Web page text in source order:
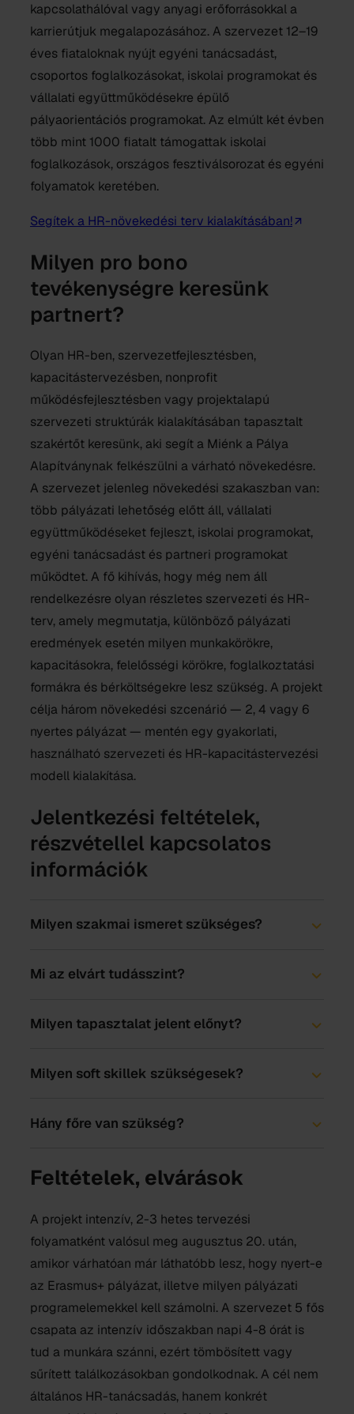
kapcsolathálóval vagy anyagi erőforrásokkal a
karrierútjuk megalapozásához. A szervezet 12–19
éves fiataloknak nyújt egyéni tanácsadást,
csoportos foglalkozásokat, iskolai programokat és
vállalati együttműködésekre épülő
pályaorientációs programokat. Az elmúlt két évben
több mint 1000 fiatalt támogattak iskolai
foglalkozások, országos fesztiválsorozat és egyéni
folyamatok keretében.
Segítek a HR-növekedési terv kialakításában!
Milyen pro bono
tevékenységre keresünk
partnert?
Olyan HR-ben, szervezetfejlesztésben,
kapacitástervezésben, nonprofit
működésfejlesztésben vagy projektalapú
szervezeti struktúrák kialakításában tapasztalt
szakértőt keresünk, aki segít a Miénk a Pálya
Alapítványnak felkészülni a várható növekedésre.
A szervezet jelenleg növekedési szakaszban van:
több pályázati lehetőség előtt áll, vállalati
együttműködéseket fejleszt, iskolai programokat,
egyéni tanácsadást és partneri programokat
működtet. A fő kihívás, hogy még nem áll
rendelkezésre olyan részletes szervezeti és HR-
terv, amely megmutatja, különböző pályázati
eredmények esetén milyen munkakörökre,
kapacitásokra, felelősségi körökre, foglalkoztatási
formákra és bérköltségekre lesz szükség. A projekt
célja három növekedési szcenárió — 2, 4 vagy 6
nyertes pályázat — mentén egy gyakorlati,
használható szervezeti és HR-kapacitástervezési
modell kialakítása.
Jelentkezési feltételek,
részvétellel kapcsolatos
információk
Milyen szakmai ismeret szükséges?
Mi az elvárt tudásszint?
Milyen tapasztalat jelent előnyt?
Milyen soft skillek szükségesek?
Hány főre van szükség?
Feltételek, elvárások
A projekt intenzív, 2-3 hetes tervezési
folyamatként valósul meg augusztus 20. után,
amikor várhatóan már láthatóbb lesz, hogy nyert-e
az Erasmus+ pályázat, illetve milyen pályázati
programelemekkel kell számolni. A szervezet 5 fős
csapata az intenzív időszakban napi 4-8 órát is
tud a munkára szánni, ezért tömbösített vagy
sűrített találkozásokban gondolkodnak. A cél nem
általános HR-tanácsadás, hanem konkrét